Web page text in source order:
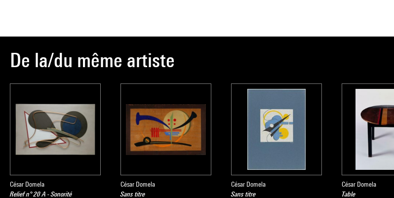
Paul-Hervé Parsy
Source :
Extrait du catalogue
Collection art moderne - La collection du
moderne, sous la direction de Brigitte Leal, Paris, Centre Pompidou,
De la/du même artiste
César Domela
Relief n° 20 A - Sonorité
César Domela
Sans titre
César Domela
Sans titre
César Domela
Table